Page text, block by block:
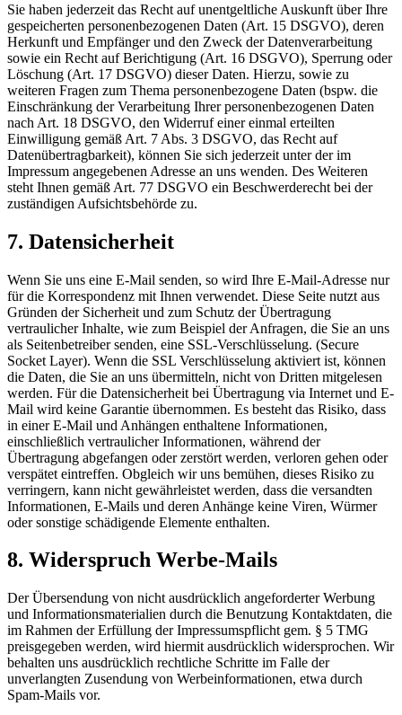
Sie haben jederzeit das Recht auf unentgeltliche Auskunft über Ihre
gespeicherten personenbezogenen Daten (Art. 15 DSGVO), deren
Herkunft und Empfänger und den Zweck der Datenverarbeitung
sowie ein Recht auf Berichtigung (Art. 16 DSGVO), Sperrung oder
Löschung (Art. 17 DSGVO) dieser Daten. Hierzu, sowie zu
weiteren Fragen zum Thema personenbezogene Daten (bspw. die
Einschränkung der Verarbeitung Ihrer personenbezogenen Daten
nach Art. 18 DSGVO, den Widerruf einer einmal erteilten
Einwilligung gemäß Art. 7 Abs. 3 DSGVO, das Recht auf
Datenübertragbarkeit), können Sie sich jederzeit unter der im
Impressum angegebenen Adresse an uns wenden. Des Weiteren
steht Ihnen gemäß Art. 77 DSGVO ein Beschwerderecht bei der
zuständigen Aufsichtsbehörde zu.
7. Datensicherheit
Wenn Sie uns eine E-Mail senden, so wird Ihre E-Mail-Adresse nur
für die Korrespondenz mit Ihnen verwendet. Diese Seite nutzt aus
Gründen der Sicherheit und zum Schutz der Übertragung
vertraulicher Inhalte, wie zum Beispiel der Anfragen, die Sie an uns
als Seitenbetreiber senden, eine SSL-Verschlüsselung. (Secure
Socket Layer). Wenn die SSL Verschlüsselung aktiviert ist, können
die Daten, die Sie an uns übermitteln, nicht von Dritten mitgelesen
werden. Für die Datensicherheit bei Übertragung via Internet und E-
Mail wird keine Garantie übernommen. Es besteht das Risiko, dass
in einer E-Mail und Anhängen enthaltene Informationen,
einschließlich vertraulicher Informationen, während der
Übertragung abgefangen oder zerstört werden, verloren gehen oder
verspätet eintreffen. Obgleich wir uns bemühen, dieses Risiko zu
verringern, kann nicht gewährleistet werden, dass die versandten
Informationen, E-Mails und deren Anhänge keine Viren, Würmer
oder sonstige schädigende Elemente enthalten.
8. Widerspruch Werbe-Mails
Der Übersendung von nicht ausdrücklich angeforderter Werbung
und Informationsmaterialien durch die Benutzung Kontaktdaten, die
im Rahmen der Erfüllung der Impressumspflicht gem. § 5 TMG
preisgegeben werden, wird hiermit ausdrücklich widersprochen. Wir
behalten uns ausdrücklich rechtliche Schritte im Falle der
unverlangten Zusendung von Werbeinformationen, etwa durch
Spam-Mails vor.